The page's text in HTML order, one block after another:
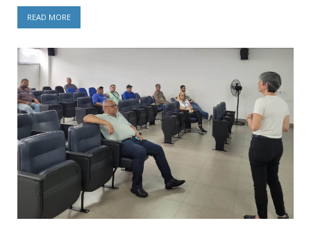
READ MORE